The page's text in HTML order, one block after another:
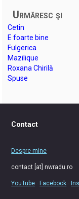
Urmăresc şi
Cetin
E foarte bine
Fulgerica
Mazilique
Roxana Chirilă
Spuse
Contact
Despre mine
contact [at] nwradu.ro
YouTube ·Facebook ·